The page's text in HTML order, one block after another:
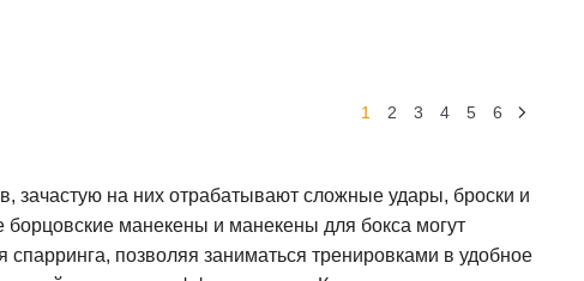
1 2 3 4 5 6
зачастую на них отрабатывают сложные удары, броски и
борцовские манекены и манекены для бокса могут
спарринга, позволяя заниматься тренировками в удобное